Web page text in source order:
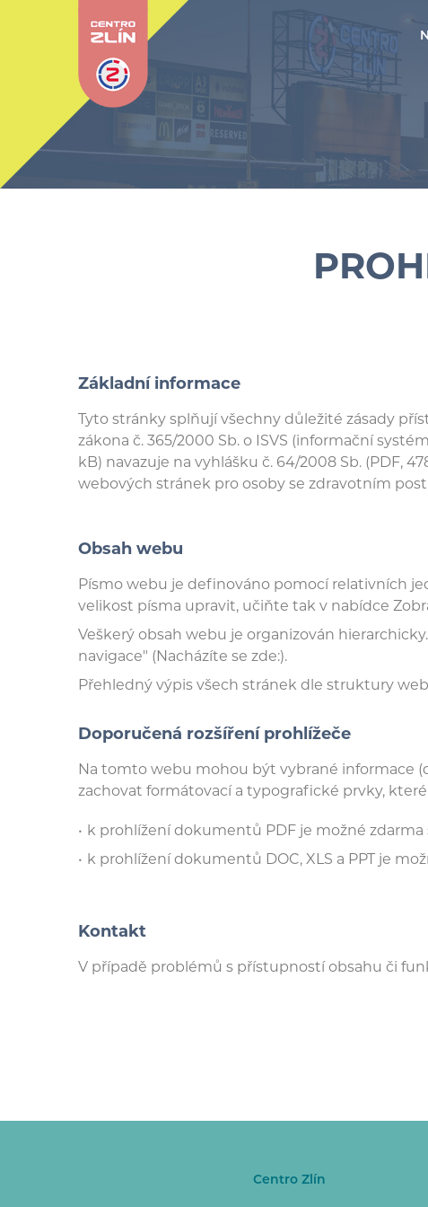
Základní informace
Tyto stránky splňují všechny důležité zásady
zákona č. 365/2000 Sb. o ISVS (informační
kB) navazuje na vyhlášku č. 64/2008 Sb. (PDF,
webových stránek pro osoby se zdravotním
Obsah webu
Písmo webu je definováno pomocí relativních
velikost písma upravit, učiňte tak v nabídce
Veškerý obsah webu je organizován
navigace" (Nacházíte se zde:).
Přehledný výpis všech stránek dle struktury
Doporučená rozšíření prohlížeče
Na tomto webu mohou být vybrané informace
zachovat formátovací a typografické prvky,
k prohlížení dokumentů PDF je možné
k prohlížení dokumentů DOC, XLS a PPT je
Kontakt
V případě problémů s přístupností obsahu či
Centro Zlín